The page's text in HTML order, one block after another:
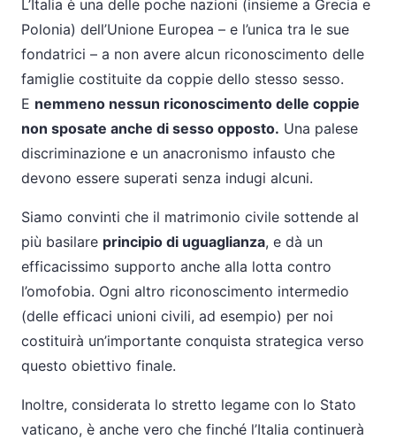
L’Italia è una delle poche nazioni (insieme a Grecia e
Polonia) dell’Unione Europea – e l’unica tra le sue
fondatrici – a non avere alcun riconoscimento delle
famiglie costituite da coppie dello stesso sesso.
E nemmeno nessun riconoscimento delle coppie
non sposate anche di sesso opposto. Una palese
discriminazione e un anacronismo infausto che
devono essere superati senza indugi alcuni.
Siamo convinti che il matrimonio civile sottende al
più basilare principio di uguaglianza, e dà un
efficacissimo supporto anche alla lotta contro
l’omofobia. Ogni altro riconoscimento intermedio
(delle efficaci unioni civili, ad esempio) per noi
costituirà un’importante conquista strategica verso
questo obiettivo finale.
Inoltre, considerata lo stretto legame con lo Stato
vaticano, è anche vero che finché l’Italia continuerà